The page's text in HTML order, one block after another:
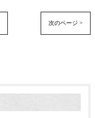
次のページ >